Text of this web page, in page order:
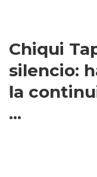
Chiqui
silencio:
la
...